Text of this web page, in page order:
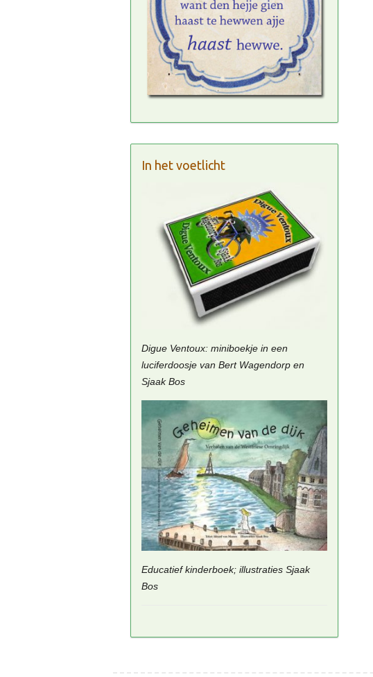
In het voetlicht
Digue Ventoux: miniboekje in een
luciferdoosje van Bert Wagendorp en
Sjaak Bos
Educatief kinderboek; illustraties Sjaak
Bos